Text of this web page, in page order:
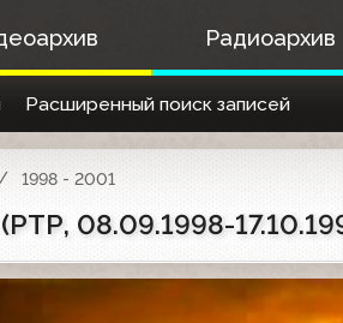
Радиоархив
Расширенный поиск записей
1998 - 2001
08.09.1998-